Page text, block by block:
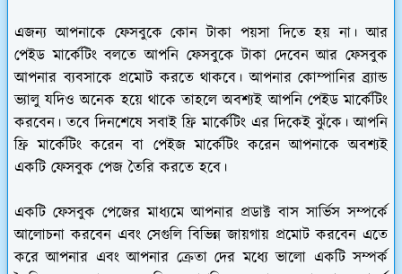
এজন্য আপনাকে ফেসবুকে কোন টাকা পয়সা দিতে হয় না। আর
পেইড মার্কেটিং বলতে আপনি ফেসবুকে টাকা দেবেন আর ফেসবুক
আপনার ব্যবসাকে প্রমোট করতে থাকবে। আপনার কোম্পানির ব্র্যান্ড
ভ্যালু যদিও অনেক হয়ে থাকে তাহলে অবশ্যই আপনি পেইড মার্কেটিং
করবেন। তবে দিনশেষে সবাই ফ্রি মার্কেটিং এর দিকেই ঝুঁকে। আপনি
ফ্রি মার্কেটিং করেন বা পেইজ মার্কেটিং করেন আপনাকে অবশ্যই
একটি ফেসবুক পেজ তৈরি করতে হবে।
একটি ফেসবুক পেজের মাধ্যমে আপনার প্রডাক্ট বাস সার্ভিস সম্পর্কে
আলোচনা করবেন এবং সেগুলি বিভিন্ন জায়গায় প্রমোট করবেন এতে
করে আপনার এবং আপনার ক্রেতা দের মধ্যে ভালো একটি সম্পর্ক